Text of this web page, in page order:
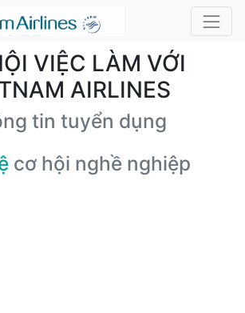
VIỆC LÀM VỚI
AIRLINES
tin tuyển dụng
cơ hội nghề nghiệp